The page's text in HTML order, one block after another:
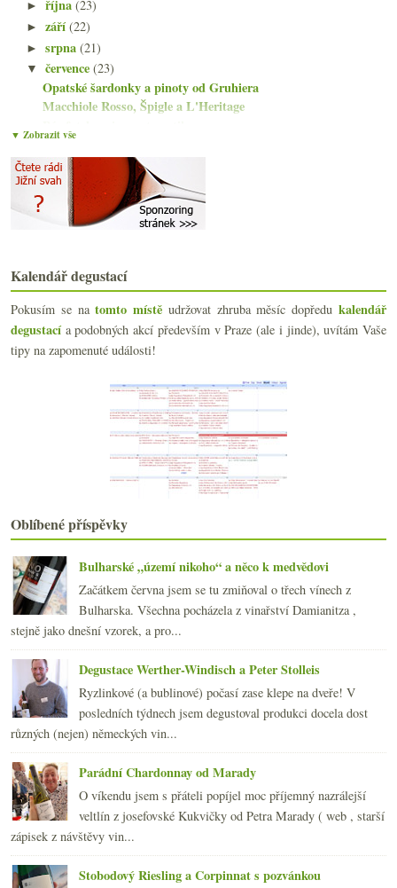
►října(23)
►září(22)
►srpna(21)
▼července(23)
Opatské šardonky a pinoty od Gruhiera
Macchiole Rosso, Špigle a L'Heritage
Do Moravského Žižkova na… pivo!
Divné víc a divné míň nad sklenkou garganegy
Osvěžení především se Sancerre
Něco z Wachau od vinařství Lagler a Högl
Parkerův nový časopis, herbicidní novinky a vodnat...
Fajnové Chianti za bezva peníze
Otevřený dopis o prasárnách, spíše nepovolený post...
Degustace Vinařství Kořínek z Hnanic
Čtyřikrát chlazeno v potoce
Crémant z Jury a Domaine Rolet
Pár kousků z Madiranu a Cahors
Fajn ryzlink aneb vyšla sázka na archivaci?
Chablis a Chalonnaise aneb 16x bílé Burgundsko
Osvěžující letní pití
Sauvignony a pinoty od Serge Laloue
►června(21)
►května
►dubna(21)
►března(21)
►února(20)
►ledna(22)
►2013(249)
►2012(254)
►2011(252)
► 2010 (249)
2009 (249)
►2008(270)
►2007(108)
▼ Zobrazit vše
Kalendář degustací
Pokusím se natomto místě udržovat zhruba měsíc dopředukalendář
degustacía podobných akcí především v Praze (ale i jinde), uvítám Vaše
tipy na zapomenuté události!
Oblíbené příspěvky
Bulharské „území nikoho“ a něco k medvědovi
Začátkem června jsem se tu zmiňoval o třech vínech z
Bulharska. Všechna pocházela z vinařství Damianitza ,
stejně jako dnešní vzorek, a pro...
Degustace Werther-Windisch a Peter Stolleis
Ryzlinkové (a bublinové) počasí zase klepe na dveře! V
posledních týdnech jsem degustoval produkci docela dost
různých (nejen) německých vin...
Parádní Chardonnay od Marady
O víkendu jsem s přáteli popíjel moc příjemný nazrálejší
veltlín z josefovské Kukvičky od Petra Marady ( web , starší
zápisek z návštěvy vin...
Stobodový Riesling a Corpinnat s pozvánkou